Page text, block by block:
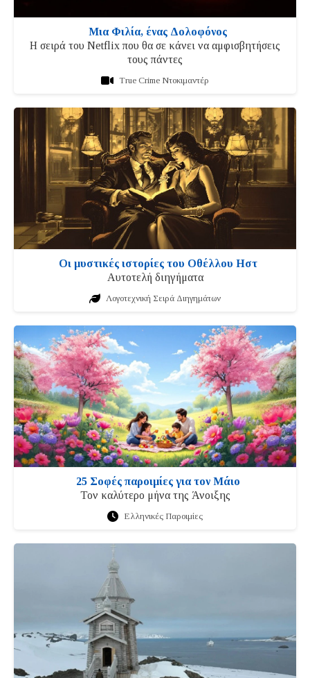
Μια Φιλία, ένας Δολοφόνος
Η σειρά του Netflix που θα σε κάνει να αμφισβητήσεις
τους πάντες
True Crime Ντοκιμαντέρ
Οι μυστικές ιστορίες του Οθέλλου Ηστ
Αυτοτελή διηγήματα
Λογοτεχνική Σειρά Διηγημάτων
25 Σοφές παροιμίες για τον Μάιο
Τον καλύτερο μήνα της Άνοιξης
Ελληνικές Παροιμίες